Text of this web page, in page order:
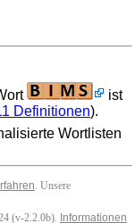
ist
Definitionen).
Wortlisten
. Unsere
(v-2.2.0b). Informationen